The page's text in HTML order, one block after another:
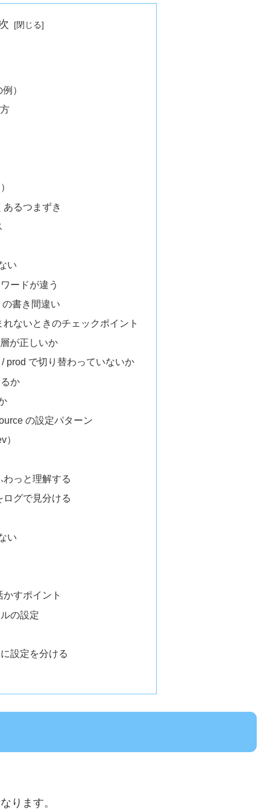
）
るつまずき
い
ードが違う
書き間違い
ないときのチェックポイント
が正しいか
prod で切り替わっていないか
か
の設定パターン
っと理解する
グで見分ける
い
すポイント
の設定
設定を分ける
ります。